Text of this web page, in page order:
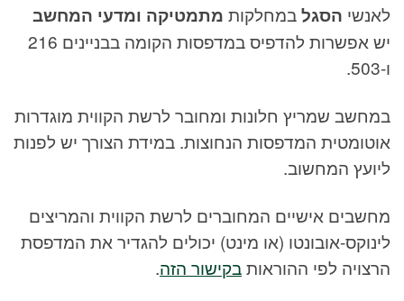
לאנשי הסגלבמחלקות מתמטיקה ומדעי המחשב
יש אפשרות להדפיס במדפסות הקומה בבניינים 216
ו-503.
במחשב שמריץ חלונות ומחובר לרשת הקווית מוגדרות
אוטומטית המדפסות הנחוצות. במידת הצורך יש לפנות
ליועץ המחשוב.
מחשבים אישיים המחוברים לרשת הקווית והמריצים
לינוקס-אובונטו (או מינט) יכולים להגדיר את המדפסת
הרצויה לפי ההוראותבקישור הזה.